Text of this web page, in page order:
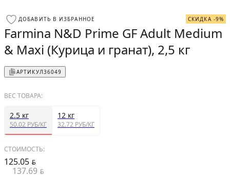
ДОБАВИТЬ В ИЗБРАННОЕ СКИДКА -9%
Farmina N&D Prime GF Adult Medium
& Maxi (Курица и гранат), 2,5 кг
АРТИКУЛ36049
ВЕС ТОВАРА:
2.5 кг
50.02 РУБ/КГ
12 кг
32.72 РУБ/КГ
СТОИМОСТЬ:
125.05 BYN
137.69 BYN